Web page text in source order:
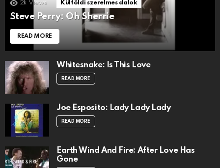
2k Views Külföldi szerelmes dalok
Steve Perry: Oh Sherrie
READ MORE
Whitesnake: Is This Love
READ MORE
Joe Esposito: Lady Lady Lady
READ MORE
Earth Wind And Fire: After Love Has
Gone